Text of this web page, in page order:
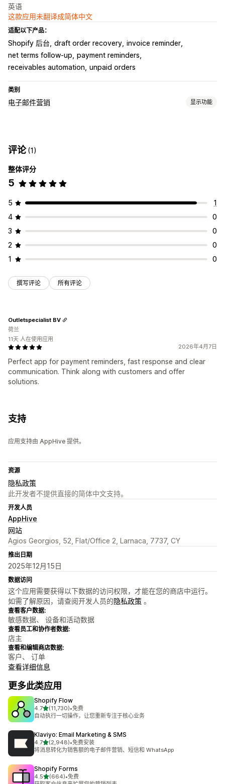
英语
这款应用未翻译成简体中文
适配以下产品：
Shopify 后台 draft order recovery invoice reminder
net terms follow-up payment reminders
receivables automation unpaid orders
类别
电子邮件营销 显示功能
自定义宣传活动
管理宣传活动
编辑器工具
自动化
评论(1)
整体评分
5
5
1
4
0
3
0
2
0
1
0
撰写评论 所有评论
2026年4月7日
Perfect app for payment reminders, fast response and clear
communication. Think along with customers and offer
solutions.
Outletspecialist BV
荷兰
11天 人在使用应用
支持
应用支持由 AppHive 提供。
资源
隐私政策
此开发者不提供直接的简体中文支持。
开发人员
AppHive
网站
Agios Georgios, 52, Flat/Office 2, Larnaca, 7737, CY
推出日期
2025年12月15日
数据访问
这个应用需要获得以下数据的访问权限，才能在您的商店中运行。
如需了解原因，请查阅开发人员的隐私政策 。
查看客户数据:
敏感数据、 设备和活动数据
查看员工和协作者数据:
店主
查看和编辑商店数据:
客户、 订单
查看详细信息
更多此类应用
Shopify Flow
4.7星（满分 5 星）
(11,730)
总共 11730 条评论
•免费
自动执行一切操作，让您重新专注于核心业务
Klaviyo: Email Marketing & SMS
4.7星（满分 5 星）
(2,948)
总共 2948 条评论
•免费安装
将消息转化为销售额的电子邮件营销、短信和 WhatsApp
Shopify Forms
4.5星（满分 5 星）
(664)
总共 664 条评论
•免费